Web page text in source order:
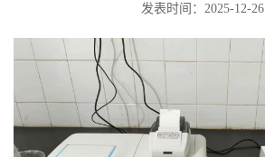
发表时间：2025-12-26